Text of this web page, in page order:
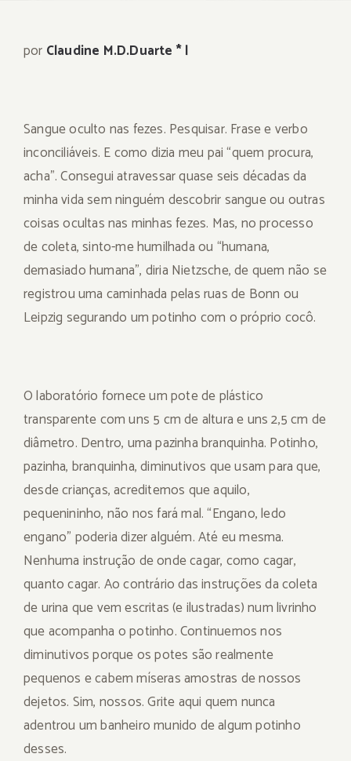
por Claudine M.D.Duarte * |
Sangue oculto nas fezes. Pesquisar. Frase e verbo
inconciliáveis. E como dizia meu pai “quem procura,
acha”. Consegui atravessar quase seis décadas da
minha vida sem ninguém descobrir sangue ou outras
coisas ocultas nas minhas fezes. Mas, no processo
de coleta, sinto-me humilhada ou “humana,
demasiado humana”, diria Nietzsche, de quem não se
registrou uma caminhada pelas ruas de Bonn ou
Leipzig segurando um potinho com o próprio cocô.
O laboratório fornece um pote de plástico
transparente com uns 5 cm de altura e uns 2,5 cm de
diâmetro. Dentro, uma pazinha branquinha. Potinho,
pazinha, branquinha, diminutivos que usam para que,
desde crianças, acreditemos que aquilo,
pequenininho, não nos fará mal. “Engano, ledo
engano” poderia dizer alguém. Até eu mesma.
Nenhuma instrução de onde cagar, como cagar,
quanto cagar. Ao contrário das instruções da coleta
de urina que vem escritas (e ilustradas) num livrinho
que acompanha o potinho. Continuemos nos
diminutivos porque os potes são realmente
pequenos e cabem míseras amostras de nossos
dejetos. Sim, nossos. Grite aqui quem nunca
adentrou um banheiro munido de algum potinho
desses.